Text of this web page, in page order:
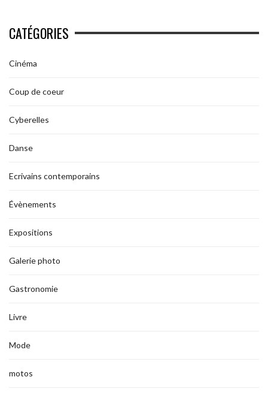
CATÉGORIES
Cinéma
Coup de coeur
Cyberelles
Danse
Ecrivains contemporains
Évènements
Expositions
Galerie photo
Gastronomie
Livre
Mode
motos